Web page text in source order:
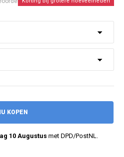
KOPEN
10 Augustus met DPD/PostNL.